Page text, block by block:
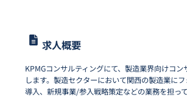
求人概要
KPMGコンサルティングにて、製造業界向けコン
します。製造セクターにおいて関西の製造業に
導入、新規事業/参入戦略策定などの業務を担っ